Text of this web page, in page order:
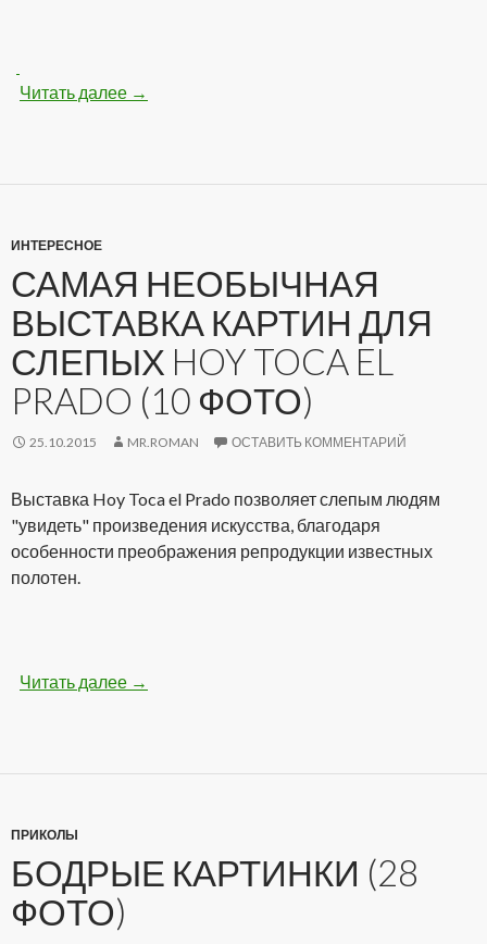
Читать далее Классная голенькая девочка на столе (100
→
ИНТЕРЕСНОЕ
САМАЯ НЕОБЫЧНАЯ
ВЫСТАВКА КАРТИН ДЛЯ
СЛЕПЫХ HOY TOCA EL
PRADO (10 ФОТО)
25.10.2015 MR.ROMAN ОСТАВИТЬ КОММЕНТАРИЙ
Выставка Hoy Toca el Prado позволяет слепым людям
"увидеть" произведения искусства, благодаря
особенности преображения репродукции известных
полотен.
Читать далее Самая необычная выставка картин для
→
ПРИКОЛЫ
БОДРЫЕ КАРТИНКИ (28
ФОТО)